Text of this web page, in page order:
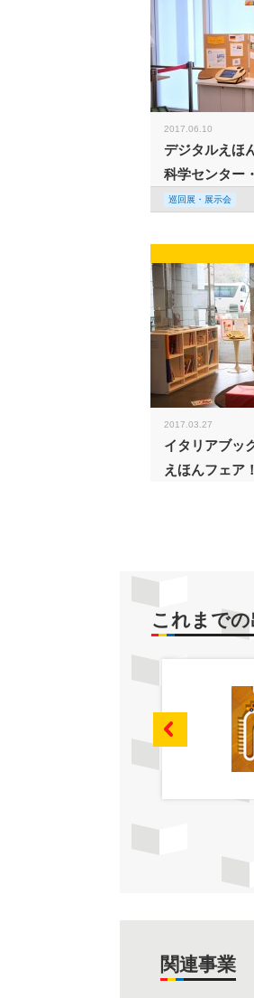
2017.06.10
デジタルえほ
科学センター
巡回展・展示会
2017.03.27
イタリアブッ
えほんフェア！
これまで
関連事業